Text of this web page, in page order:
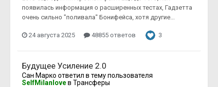
появилась информация о расширенных тестах, Гадзетта
очень сильно "поливала" Бонифейса, хотя другие...
24 августа 2025 48855 ответов 3
Будущее Усиление 2.0
Сан Марко ответил в тему пользователя
SelfMilanloveв Трансферы